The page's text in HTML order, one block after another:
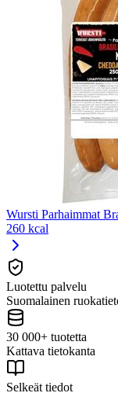
Wursti Parhaimmat
260 kcal
Luotettu palvelu
Suomalainen
30 000+ tuotetta
Kattava tietokanta
Selkeät tiedot